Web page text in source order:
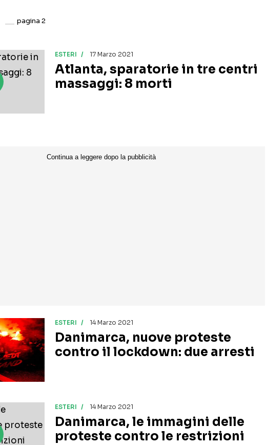
pagina 2
ESTERI 17 Marzo 2021
Atlanta, sparatorie in tre centri
massaggi: 8 morti
ESTERI 14 Marzo 2021
Danimarca, nuove proteste
contro il lockdown: due arresti
ESTERI 14 Marzo 2021
Danimarca, le immagini delle
proteste contro le restrizioni